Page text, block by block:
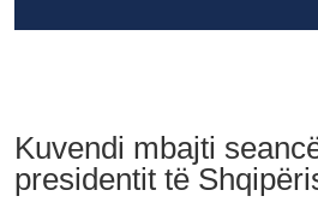
Kuvendi mbajti
presidentit të